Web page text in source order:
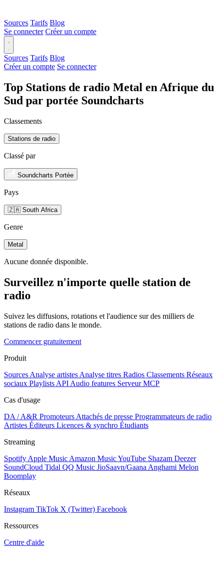
Sources Tarifs Blog
Se connecter Créer un compte
Sources Tarifs Blog
Créer un compte Se connecter
Top Stations de radio Metal en Afrique du
Sud par portée Soundcharts
Classements
Stations de radio
Classé par
Soundcharts Portée
Pays
🇿🇦 South Africa
Genre
Metal
Aucune donnée disponible.
Surveillez n'importe quelle station de
radio
Suivez les diffusions, rotations et l'audience sur des milliers de
stations de radio dans le monde.
Commencer gratuitement
Produit
Sources Analyse artistes Analyse titres Radios Classements Réseaux
sociaux Playlists API Audio features Serveur MCP
Cas d'usage
DA / A&R Promoteurs Attachés de presse Programmateurs de radio
Artistes Éditeurs Licences & synchro Étudiants
Streaming
Spotify Apple Music Amazon MusicYouTube Shazam Deezer
SoundCloud Tidal QQ Music JioSaavn/Gaana Anghami Melon
Boomplay
Réseaux
Instagram TikTok X (Twitter) Facebook
Ressources
Centre d'aide